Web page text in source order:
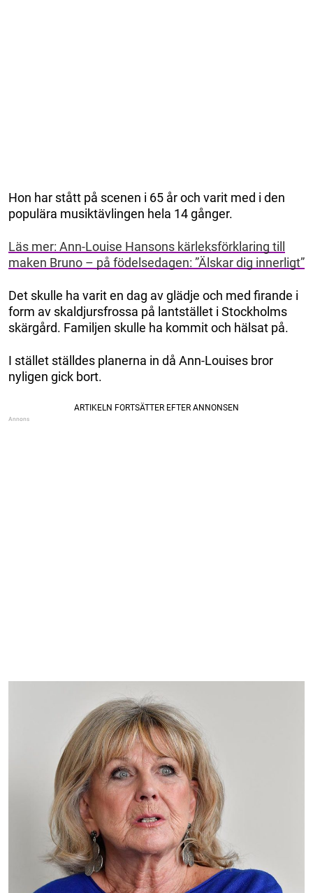
Hon har stått på scenen i 65 år och varit med i den
populära musiktävlingen hela 14 gånger.
Läs mer: Ann-Louise Hansons kärleksförklaring till
maken Bruno – på födelsedagen: ”Älskar dig innerligt”
Det skulle ha varit en dag av glädje och med firande i
form av skaldjurs­frossa på lantstället i Stockholms
skärgård. Familjen skulle ha kommit och hälsat på.
I stället ställdes planerna in då Ann-Louises bror
nyligen gick bort.